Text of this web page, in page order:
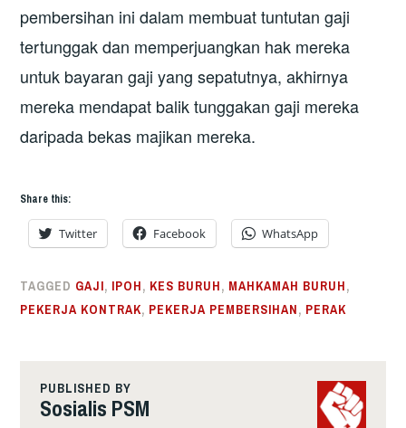
pembersihan ini dalam membuat tuntutan gaji
tertunggak dan memperjuangkan hak mereka
untuk bayaran gaji yang sepatutnya, akhirnya
mereka mendapat balik tunggakan gaji mereka
daripada bekas majikan mereka.
Share this:
Twitter Facebook WhatsApp
TAGGED GAJI, IPOH, KES BURUH, MAHKAMAH BURUH,
PEKERJA KONTRAK, PEKERJA PEMBERSIHAN, PERAK
PUBLISHED BY
Sosialis PSM